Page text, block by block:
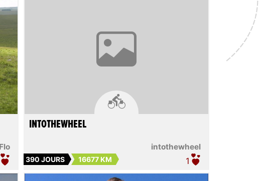

intothewheel
INTOTHEWHEEL
390 JOURS 16677 KM 1